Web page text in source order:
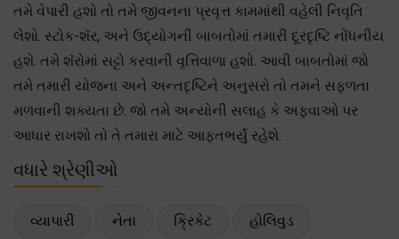
તમે વેપારી હશો તો તમે જીવનના પ્રવૃત્ત કામમાંથી વહેલી નિવૃતિ
લેશો. સ્ટોક-શૅર, અને ઉદ્યોગની બાબતોમાં તમારી દૂરદૃષ્ટિ નોંધનીય
હશે. તમે શૅરોમાં સટ્ટો કરવાની વૃત્તિવાળા હશો. આવી બાબતોમાં જો
તમે તમારી યોજના અને અન્તદૃષ્ટિને અનુસરો તો તમને સફળતા
મળવાની શક્યતા છે. જો તમે અન્યોની સલાહ કે અફવાઓ પર
આધાર રાખશો તો તે તમારા માટે આફતભર્યું રહેશે.
વધારે શ્રેણીઓ
વ્યાપારી નેતા ક્રિકેટ હોલિવુડ